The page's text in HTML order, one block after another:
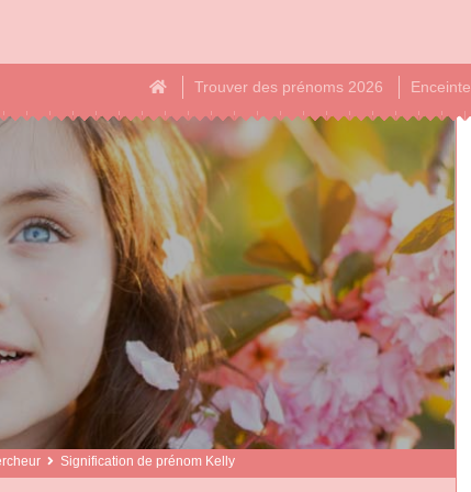
Trouver des prénoms 2026 Enceinte
Signification de prénom Kelly